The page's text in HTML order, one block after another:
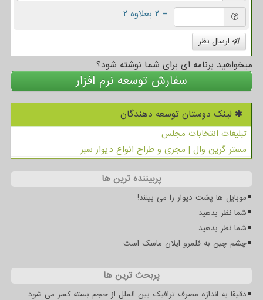
= ۲ بعلاوه ۲
ارسال نظر
میخواهید برنامه ای برای شما نوشته شود؟
سفارش توسعه نرم افزار
لینک دوستان توسعه دهندگان
تبلیغات انتخابات مجلس
مستر گرین وال | مجری و طراح انواع دیوار سبز
پربیننده ترین ها
موبایل ها پشت دیوار را می بینند!
شما نظر بدهید
شما نظر بدهید
چشم چین به قلمرو ایلان ماسک است
پربحث ترین ها
دقیقا به اندازه مصرف ترافیک بین الملل از حجم بسته کسر می شود